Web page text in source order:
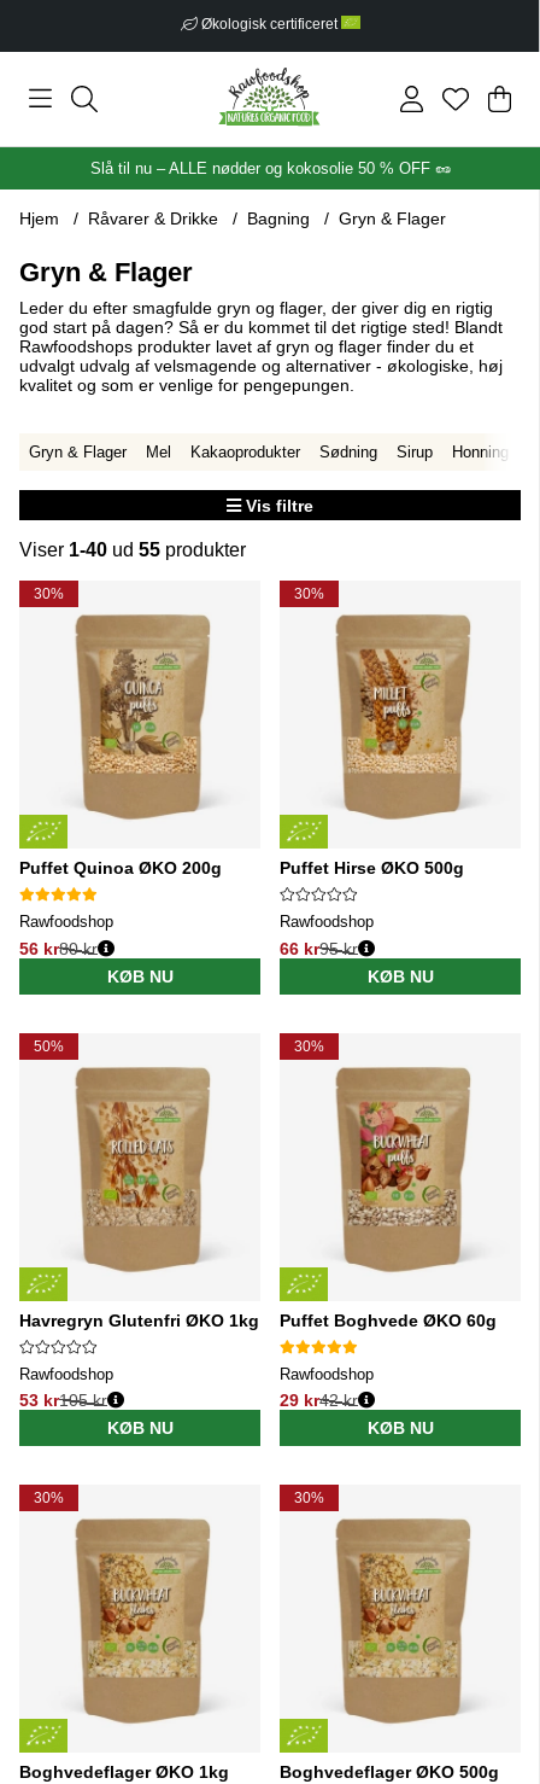
Fri fragt fra 399 kr
.
Slå til nu – ALLE nødder og kokosolie 50 % OFF 🥜
Hjem Råvarer & Drikke Bagning Gryn & Flager
Gryn & Flager
Leder du efter smagfulde gryn og flager, der giver dig en rigtig
god start på dagen? Så er du kommet til det rigtige sted! Blandt
Rawfoodshops produkter lavet af gryn og flager finder du et
udvalgt udvalg af velsmagende og alternativer - økologiske, høj
kvalitet og som er venlige for pengepungen.
Gryn & Flager Mel Kakaoprodukter Sødning Sirup Honning
Vis filtre
Viser 1-40 ud 55 produkter
Produkter
30%
Puffet Quinoa ØKO 200g
Rawfoodshop
56 kr
Normalpris:
80 kr
KØB NU
30%
Puffet Hirse ØKO 500g
Rawfoodshop
66 kr
Normalpris:
95 kr
KØB NU
50%
Havregryn Glutenfri ØKO 1kg
Rawfoodshop
53 kr
Normalpris:
105 kr
KØB NU
30%
Puffet Boghvede ØKO 60g
Rawfoodshop
29 kr
Normalpris:
42 kr
KØB NU
30%
Boghvedeflager ØKO 1kg
30%
Boghvedeflager ØKO 500g